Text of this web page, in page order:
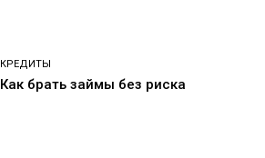
КРЕДИТЫ
Как брать займы без риска